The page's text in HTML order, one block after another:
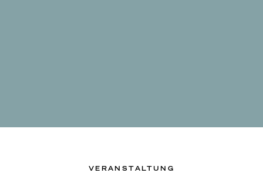
VERANSTALTUNG